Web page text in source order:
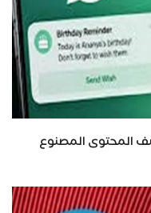
المحتوى المصنوع